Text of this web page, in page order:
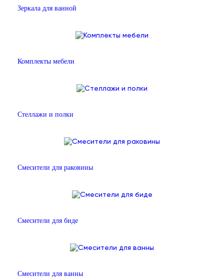
Зеркала для ванной
Комплекты мебели
Стеллажи и полки
Смесители для раковины
Смесители для биде
Смесители для ванны